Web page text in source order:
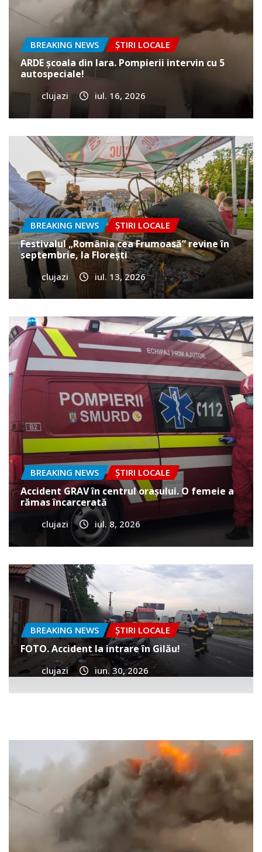
BREAKING NEWS ȘTIRI LOCALE
ARDE școala din Iara. Pompierii intervin cu 5
autospeciale!
clujazi iul. 16, 2026
BREAKING NEWS ȘTIRI LOCALE
Festivalul „România cea Frumoasă” revine în
septembrie, la Florești
clujazi iul. 13, 2026
BREAKING NEWS ȘTIRI LOCALE
Accident GRAV în centrul orașului. O femeie a
rămas încarcerată
clujazi iul. 8, 2026
BREAKING NEWS ȘTIRI LOCALE
FOTO. Accident la intrare în Gilău!
clujazi iun. 30, 2026